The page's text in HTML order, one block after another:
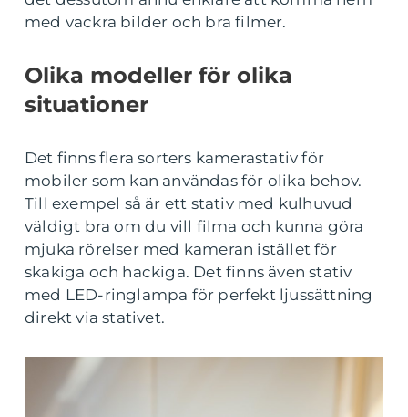
med vackra bilder och bra filmer.
Olika modeller för olika
situationer
Det finns flera sorters kamerastativ för
mobiler som kan användas för olika behov.
Till exempel så är ett stativ med kulhuvud
väldigt bra om du vill filma och kunna göra
mjuka rörelser med kameran istället för
skakiga och hackiga. Det finns även stativ
med LED-ringlampa för perfekt ljussättning
direkt via stativet.